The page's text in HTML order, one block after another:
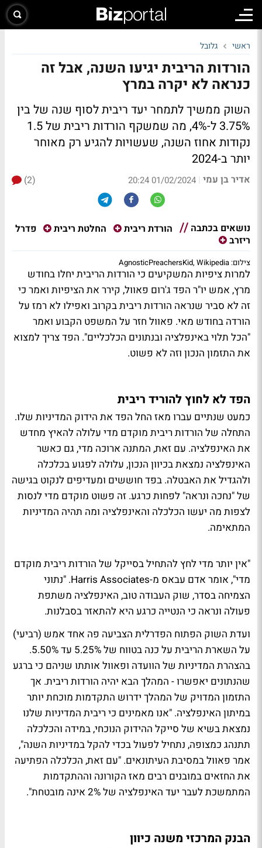
ראשי גלובל
הורדות הריבית יגיעו השנה, אבל זה
כנראה לא יקרה במרץ
השוק ממשיך לתמחר יעד ריבית לסוף שנה של בין
3.75% ל-4%, מה שמשקף הורדות ריבית של 1.5
נקודות אחוז השנה, שעשויות להגיע רק מאוחר
יותר ב-2024
אדיר בן עמי |
01/02/2024 20:24
(2)
נושאים בכתבה הורדת ריבית החלטת ריבית
פדרל
ריזרב
צילום: AgnosticPreachersKid, Wikipedia
למרות ציפיות המשקיעים כי הורדות הריבית יחלו בחודש
מרץ, אמש יו"ר הפד ג'רום פאוול, קירר את הציפיות ואמר כי
זה לא סביר שנראה הורדות ריבית בקרוב ואפילו לא רמז על
הורדה בחודש מאי. פאוול חזר על המשפט הקבוע ואמר
"הכל תלוי באינפלציה ובנתונים הכלכליים". הפד צריך למצוא
את התזמון הנכון וזה לא פשוט.
הפד לא לחוץ להוריד ריבית
כמעט שנתיים עברו מאז החל הפד את הידוק המדיניות שלו.
התחלה של הורדות ריבית מוקדם מדי עלולה להאיץ מחדש
את האינפלציה. עם זאת, המתנה ארוכה מדי, גם כאשר
האינפלציה נמצאת בכיוון הנכון, עלולה לפגוע בכלכלה
ולהגדיל את האבטלה. בפד חוששים ומעדיפים לנקוט בגישה
של "נחכה ונראה" לפחות כרגע. זה פשוט מוקדם מדי לנסות
לצפות מה יעשו הכלכלה והאינפלציה ומה תהיה המדיניות
המתאימה.
"אין יותר מדי לחץ להתחיל בסייקל של הורדות ריבית מוקדם
מדי", אומר אדם עבאס מ-Harris Associates. "נתוני
הצמיחה בסדר, שוק העבודה טוב, האינפלציה משתפת
פעולה ונראה כי הנטייה כרגע היא להתאזר בסבלנות.
ועדת השוק הפתוח הפדרלית הצביעה פה אחד אמש (רביעי)
על השארת הריבית על כנה בטווח של 5.25% עד 5.50%.
בהצהרת המדיניות של הוועדה ופאוול אותתו שניהם כי ברגע
שהנתונים יאפשרו - המהלך הבא יהיה הורדות ריבית. אך
התזמון המדויק של המהלך ידרוש התקדמות מוכחת יותר
במיתון האינפלציה. "אנו מאמינים כי ריבית המדיניות שלנו
נמצאת בשיא של סייקל ההידוק הנוכחי, במידה והכלכלה
תתנהג כמצופה, נתחיל לפעול בכדי להקל במדיניות השנה",
אמר פאוול במסיבת העיתונאים. "עם זאת, הכלכלה הפתיעה
את החזאים במובנים רבים מאז הקורונה וההתקדמות
המתמשכת לעבר יעד האינפלציה של 2% אינה מובטחת".
הבנק המרכזי משנה כיוון